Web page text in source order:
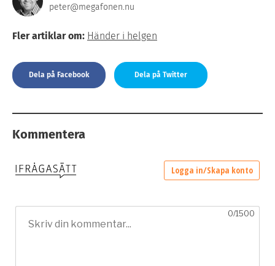
peter@megafonen.nu
Fler artiklar om: Händer i helgen
Dela på Facebook Dela på Twitter
Kommentera